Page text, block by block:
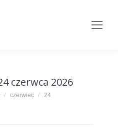
czerwca 2026
czerwiec 24